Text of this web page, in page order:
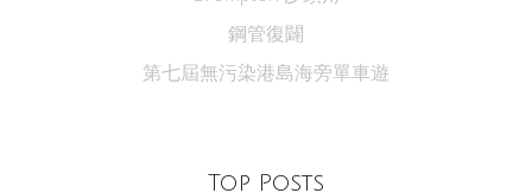
鋼管復闢
第七屆無污染港島海旁單車遊
Top Posts